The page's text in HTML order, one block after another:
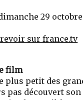
29
sur france.tv
film
plus petit des
pas découvert